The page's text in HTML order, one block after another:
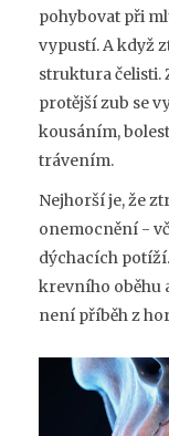
pohybovat při
vypustí. A když
struktura čelisti.
protější zub se
kousáním,
trávením.
Nejhorší je, že
onemocnění -
dýchacích
krevního oběhu
není příběh z